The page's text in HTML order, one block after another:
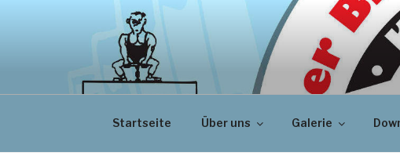
Startseite Über uns Galerie